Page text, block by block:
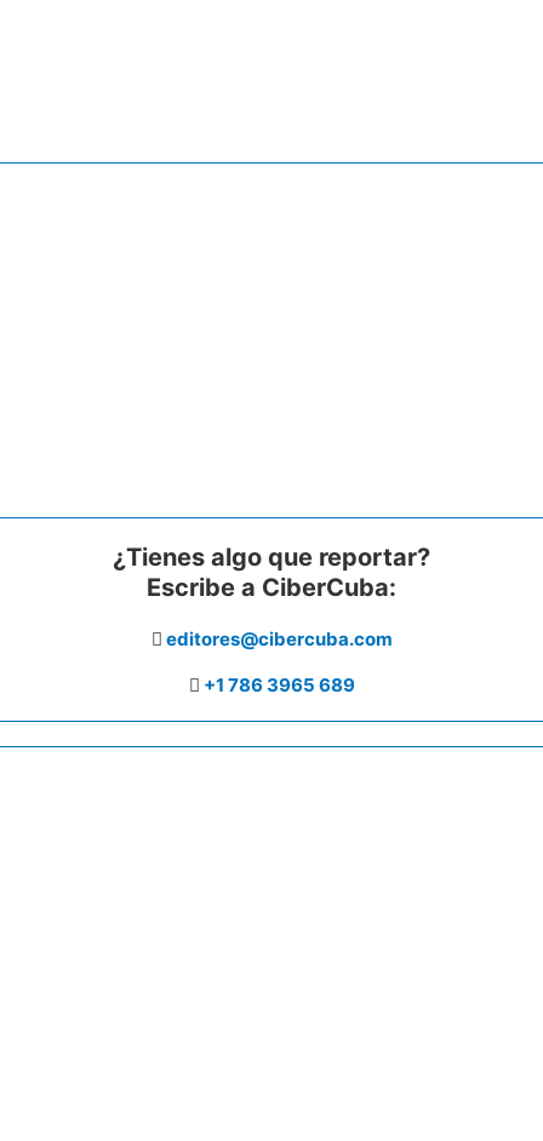
¿Tienes algo que reportar?
Escribe a CiberCuba:
editores@cibercuba.com
+1 786 3965 689